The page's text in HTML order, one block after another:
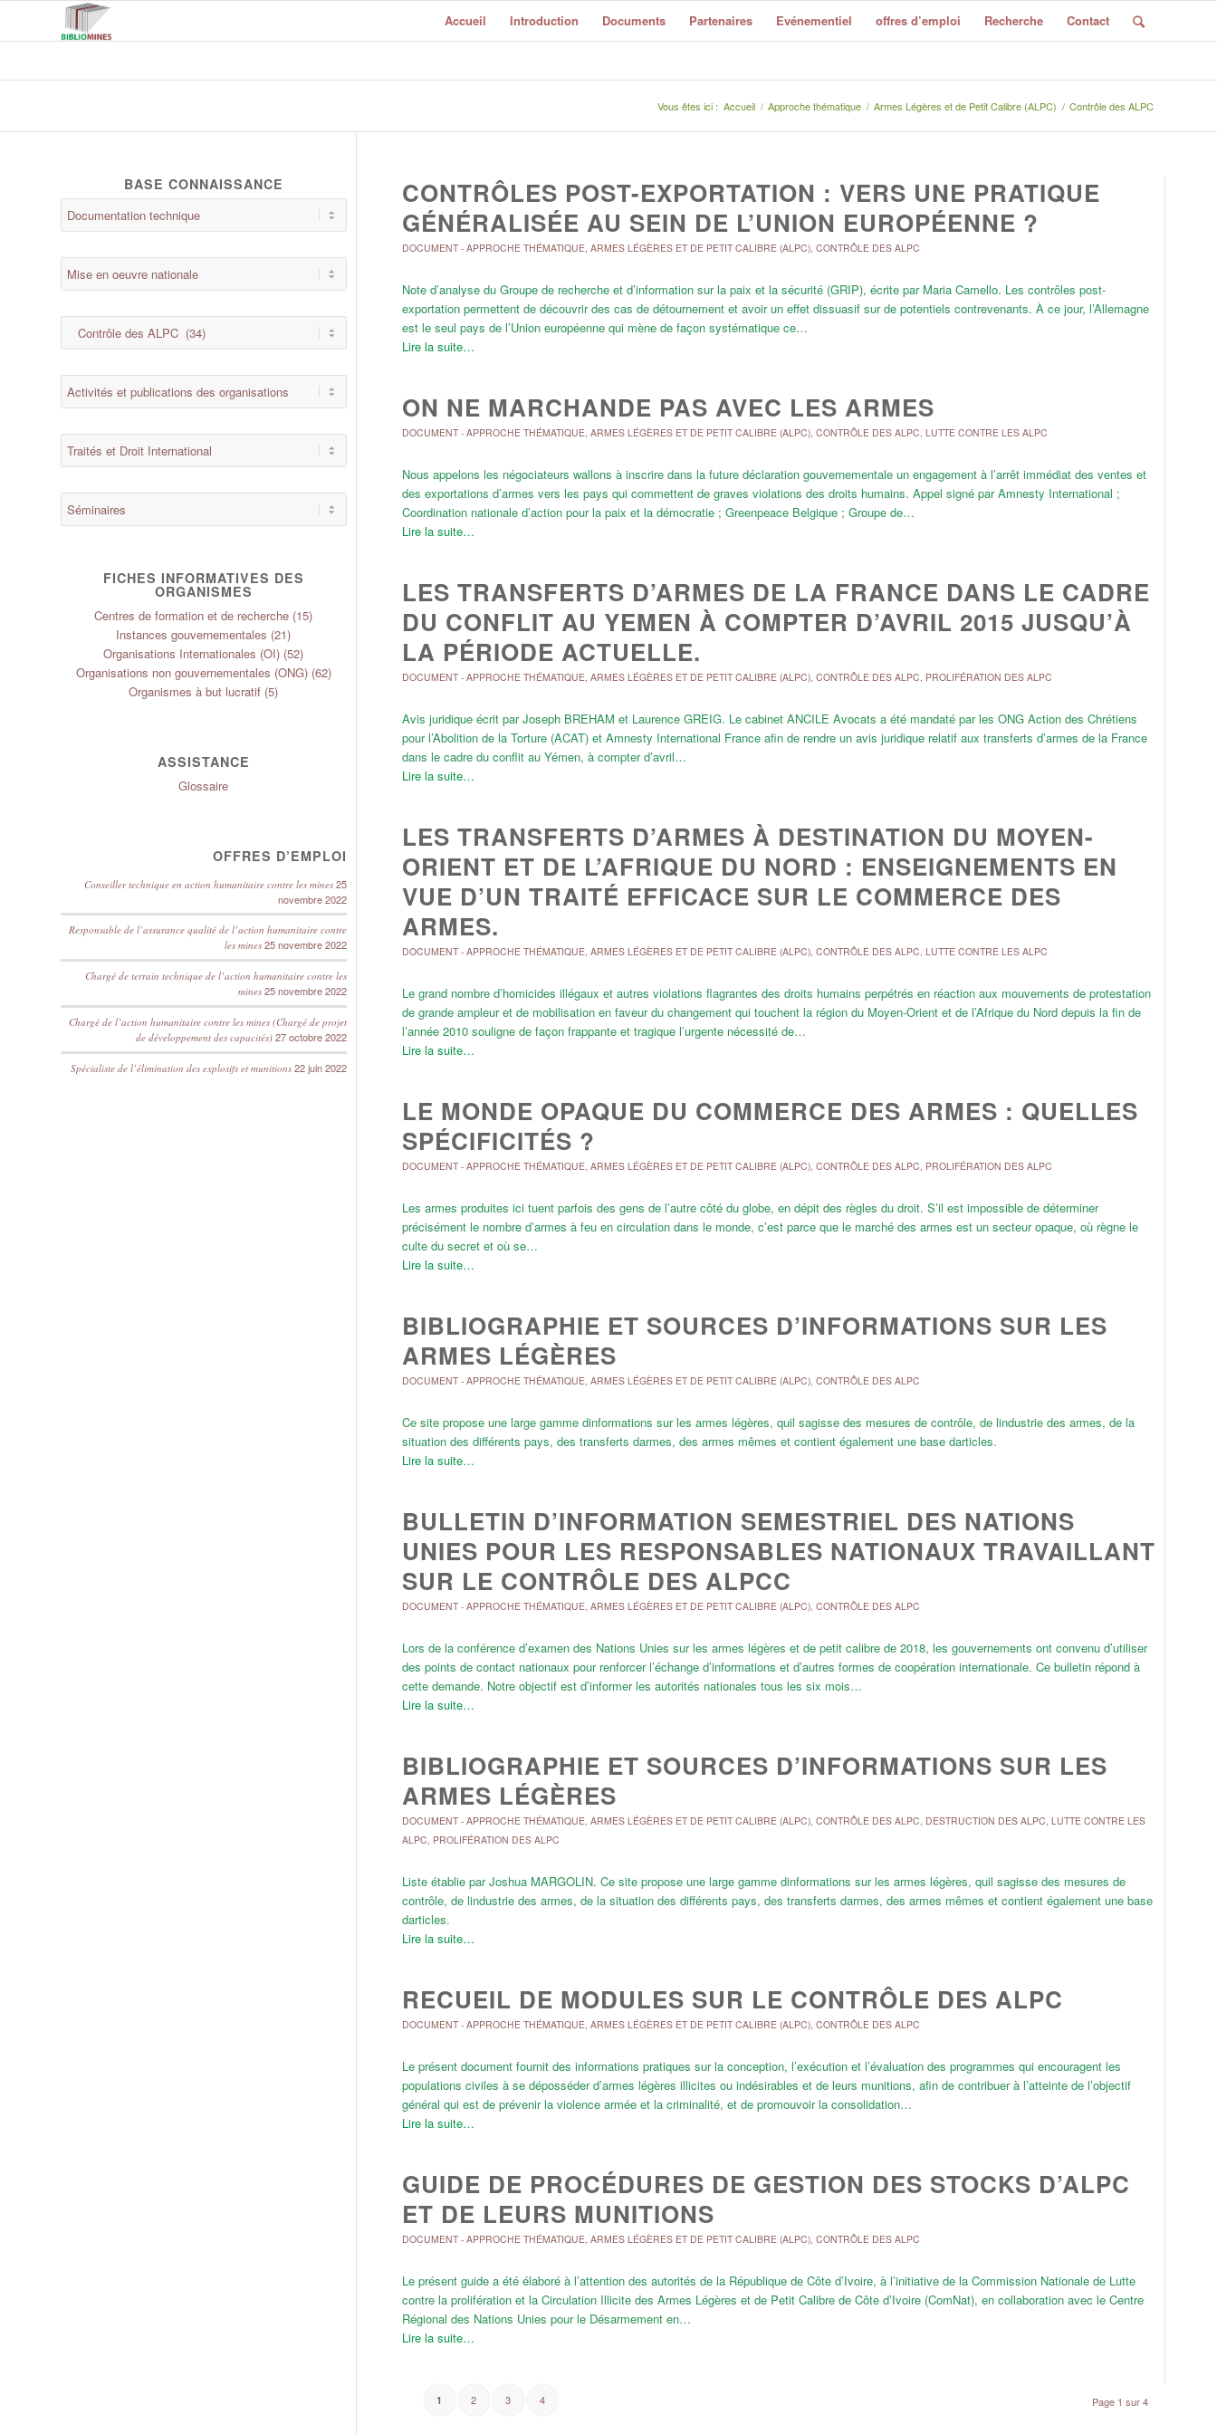
Accueil Introduction Documents Partenaires Evénementiel offres d’emploi Recherche Contact
Vous êtes ici : Accueil / Approche thématique / Armes Légères et de Petit Calibre (ALPC) / Contrôle des ALPC
CONTRÔLES POST-EXPORTATION : VERS UNE PRATIQUE
GÉNÉRALISÉE AU SEIN DE L’UNION EUROPÉENNE ?
DOCUMENT- APPROCHE THÉMATIQUE, ARMES LÉGÈRES ET DE PETIT CALIBRE (ALPC), CONTRÔLE DES ALPC
Note d’analyse du Groupe de recherche et d’information sur la paix et la sécurité (GRIP), écrite par Maria Camello. Les contrôles post-
exportation permettent de découvrir des cas de détournement et avoir un effet dissuasif sur de potentiels contrevenants. À ce jour, l’Allemagne
est le seul pays de l’Union européenne qui mène de façon systématique ce…
Lire la suite…
ON NE MARCHANDE PAS AVEC LES ARMES
DOCUMENT- APPROCHE THÉMATIQUE, ARMES LÉGÈRES ET DE PETIT CALIBRE (ALPC), CONTRÔLE DES ALPC, LUTTE CONTRE LES ALPC
Nous appelons les négociateurs wallons à inscrire dans la future déclaration gouvernementale un engagement à l’arrêt immédiat des ventes et
des exportations d’armes vers les pays qui commettent de graves violations des droits humains. Appel signé par Amnesty International ;
Coordination nationale d’action pour la paix et la démocratie ; Greenpeace Belgique ; Groupe de…
Lire la suite…
LES TRANSFERTS D’ARMES DE LA FRANCE DANS LE CADRE
DU CONFLIT AU YEMEN À COMPTER D’AVRIL 2015 JUSQU’À
LA PÉRIODE ACTUELLE.
DOCUMENT- APPROCHE THÉMATIQUE, ARMES LÉGÈRES ET DE PETIT CALIBRE (ALPC), CONTRÔLE DES ALPC, PROLIFÉRATION DES ALPC
Avis juridique écrit par Joseph BREHAM et Laurence GREIG. Le cabinet ANCILE Avocats a été mandaté par les ONG Action des Chrétiens
pour l’Abolition de la Torture (ACAT) et Amnesty International France afin de rendre un avis juridique relatif aux transferts d’armes de la France
dans le cadre du conflit au Yémen, à compter d’avril…
Lire la suite…
LES TRANSFERTS D’ARMES À DESTINATION DU MOYEN-
ORIENT ET DE L’AFRIQUE DU NORD : ENSEIGNEMENTS EN
VUE D’UN TRAITÉ EFFICACE SUR LE COMMERCE DES
ARMES.
DOCUMENT- APPROCHE THÉMATIQUE, ARMES LÉGÈRES ET DE PETIT CALIBRE (ALPC), CONTRÔLE DES ALPC, LUTTE CONTRE LES ALPC
Le grand nombre d’homicides illégaux et autres violations flagrantes des droits humains perpétrés en réaction aux mouvements de protestation
de grande ampleur et de mobilisation en faveur du changement qui touchent la région du Moyen-Orient et de l’Afrique du Nord depuis la fin de
l’année 2010 souligne de façon frappante et tragique l’urgente nécessité de…
Lire la suite…
LE MONDE OPAQUE DU COMMERCE DES ARMES : QUELLES
SPÉCIFICITÉS ?
DOCUMENT- APPROCHE THÉMATIQUE, ARMES LÉGÈRES ET DE PETIT CALIBRE (ALPC), CONTRÔLE DES ALPC, PROLIFÉRATION DES ALPC
Les armes produites ici tuent parfois des gens de l’autre côté du globe, en dépit des règles du droit. S’il est impossible de déterminer
précisément le nombre d’armes à feu en circulation dans le monde, c’est parce que le marché des armes est un secteur opaque, où règne le
culte du secret et où se…
Lire la suite…
BIBLIOGRAPHIE ET SOURCES D’INFORMATIONS SUR LES
ARMES LÉGÈRES
DOCUMENT- APPROCHE THÉMATIQUE, ARMES LÉGÈRES ET DE PETIT CALIBRE (ALPC), CONTRÔLE DES ALPC
Ce site propose une large gamme dinformations sur les armes légères, quil sagisse des mesures de contrôle, de lindustrie des armes, de la
situation des différents pays, des transferts darmes, des armes mêmes et contient également une base darticles.
Lire la suite…
BULLETIN D’INFORMATION SEMESTRIEL DES NATIONS
UNIES POUR LES RESPONSABLES NATIONAUX TRAVAILLANT
SUR LE CONTRÔLE DES ALPCC
DOCUMENT- APPROCHE THÉMATIQUE, ARMES LÉGÈRES ET DE PETIT CALIBRE (ALPC), CONTRÔLE DES ALPC
Lors de la conférence d’examen des Nations Unies sur les armes légères et de petit calibre de 2018, les gouvernements ont convenu d’utiliser
des points de contact nationaux pour renforcer l’échange d’informations et d’autres formes de coopération internationale. Ce bulletin répond à
cette demande. Notre objectif est d’informer les autorités nationales tous les six mois…
Lire la suite…
BIBLIOGRAPHIE ET SOURCES D’INFORMATIONS SUR LES
ARMES LÉGÈRES
DOCUMENT- APPROCHE THÉMATIQUE, ARMES LÉGÈRES ET DE PETIT CALIBRE (ALPC), CONTRÔLE DES ALPC, DESTRUCTION DES ALPC, LUTTE CONTRE LES
ALPC, PROLIFÉRATION DES ALPC
Liste établie par Joshua MARGOLIN. Ce site propose une large gamme dinformations sur les armes légères, quil sagisse des mesures de
contrôle, de lindustrie des armes, de la situation des différents pays, des transferts darmes, des armes mêmes et contient également une base
darticles.
Lire la suite…
RECUEIL DE MODULES SUR LE CONTRÔLE DES ALPC
DOCUMENT- APPROCHE THÉMATIQUE, ARMES LÉGÈRES ET DE PETIT CALIBRE (ALPC), CONTRÔLE DES ALPC
Le présent document fournit des informations pratiques sur la conception, l’exécution et l’évaluation des programmes qui encouragent les
populations civiles à se déposséder d’armes légères illicites ou indésirables et de leurs munitions, afin de contribuer à l’atteinte de l’objectif
général qui est de prévenir la violence armée et la criminalité, et de promouvoir la consolidation…
Lire la suite…
GUIDE DE PROCÉDURES DE GESTION DES STOCKS D’ALPC
ET DE LEURS MUNITIONS
DOCUMENT- APPROCHE THÉMATIQUE, ARMES LÉGÈRES ET DE PETIT CALIBRE (ALPC), CONTRÔLE DES ALPC
Le présent guide a été élaboré à l’attention des autorités de la République de Côte d’Ivoire, à l’initiative de la Commission Nationale de Lutte
contre la prolifération et la Circulation Illicite des Armes Légères et de Petit Calibre de Côte d’Ivoire (ComNat), en collaboration avec le Centre
Régional des Nations Unies pour le Désarmement en…
Lire la suite…
Page 1 sur 4
1 2 3 4
BASE CONNAISSANCE
FICHES INFORMATIVES DES
ORGANISMES
Centres de formation et de recherche (15)
Instances gouvernementales (21)
Organisations Internationales (OI) (52)
Organisations non gouvernementales (ONG)(62)
Organismes à but lucratif (5)
ASSISTANCE
Glossaire
OFFRES D’EMPLOI
Conseiller technique en action humanitaire contre les mines 25
novembre 2022
Responsable de l’assurance qualité de l’action humanitaire contre
les mines 25 novembre 2022
Chargé de terrain technique de l’action humanitaire contre les
mines 25 novembre 2022
Chargé de l’action humanitaire contre les mines (Chargé de projet
de développement des capacités) 27 octobre 2022
Spécialiste de l’élimination des explosifs et munitions 22 juin 2022